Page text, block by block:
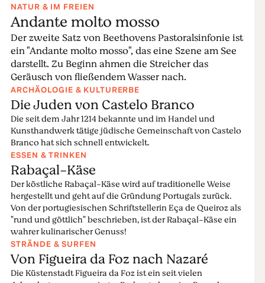
NATUR & IM FREIEN
Andante molto mosso
Der zweite Satz von Beethovens Pastoralsinfonie ist
ein "Andante molto mosso", das eine Szene am See
darstellt. Zu Beginn ahmen die Streicher das
Geräusch von fließendem Wasser nach.
ARCHÄOLOGIE & KULTURERBE
Die Juden von Castelo Branco
Die seit dem Jahr 1214 bekannte und im Handel und
Kunsthandwerk tätige jüdische Gemeinschaft von Castelo
Branco hat sich schnell entwickelt.
ESSEN & TRINKEN
Rabaçal-Käse
Der köstliche Rabaçal-Käse wird auf traditionelle Weise
hergestellt und geht auf die Gründung Portugals zurück.
Von der portugiesischen Schriftstellerin Eça de Queiroz als
"rund und göttlich" beschrieben, ist der Rabaçal-Käse ein
wahrer kulinarischer Genuss!
STRÄNDE & SURFEN
Von Figueira da Foz nach Nazaré
Die Küstenstadt Figueira da Foz ist ein seit vielen